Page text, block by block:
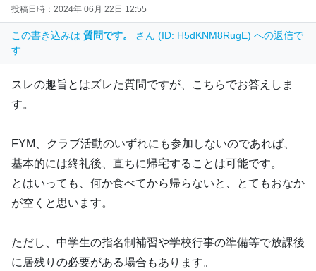
投稿日時：2024年 06月 22日 12:55
この書き込みは 質問です。
さん (ID: H5dKNM8RugE) への返信で
す
スレの趣旨とはズレた質問ですが、こちらでお答えしま
す。
FYM、クラブ活動のいずれにも参加しないのであれば、
基本的には終礼後、直ちに帰宅することは可能です。
とはいっても、何か食べてから帰らないと、とてもおなか
が空くと思います。
ただし、中学生の指名制補習や学校行事の準備等で放課後
に居残りの必要がある場合もあります。